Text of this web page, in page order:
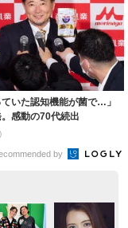
ていた認知機能が菌で…」
感動の70代続出
by